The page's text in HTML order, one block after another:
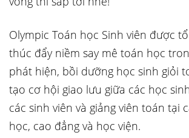
Olympic Toán học Sinh viên được
thúc đẩy niềm say mê toán học
phát hiện, bồi dưỡng học sinh giỏi
tạo cơ hội giao lưu giữa các học
các sinh viên và giảng viên toán tại
học, cao đẳng và học viện.